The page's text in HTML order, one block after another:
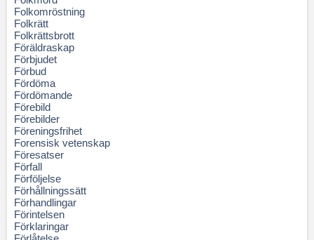
Folkomröstning
Folkrätt
Folkrättsbrott
Föräldraskap
Förbjudet
Förbud
Fördöma
Fördömande
Förebild
Förebilder
Föreningsfrihet
Forensisk vetenskap
Föresatser
Förfall
Förföljelse
Förhållningssätt
Förhandlingar
Förintelsen
Förklaringar